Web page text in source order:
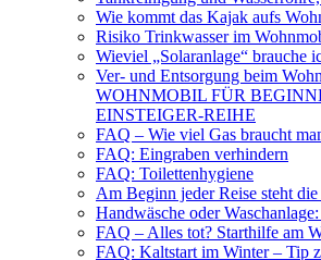
Wie kommt das Kajak aufs
Risiko Trinkwasser im
Wieviel „Solaranlage“ brauche
Ver- und Entsorgung beim
WOHNMOBIL FÜR
EINSTEIGER-REIHE
FAQ – Wie viel Gas braucht
FAQ: Eingraben verhindern
FAQ: Toilettenhygiene
Am Beginn jeder Reise steht
Handwäsche oder
FAQ – Alles tot? Starthilfe am
FAQ: Kaltstart im Winter – Tip